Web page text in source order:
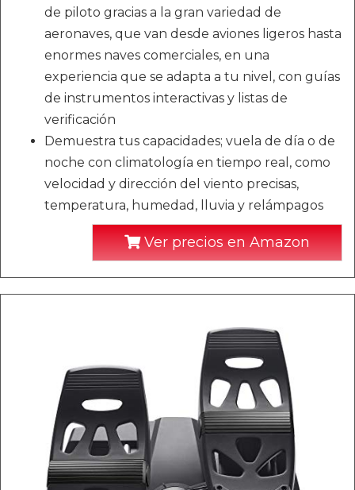
de piloto gracias a la gran variedad de
aeronaves, que van desde aviones ligeros hasta
enormes naves comerciales, en una
experiencia que se adapta a tu nivel, con guías
de instrumentos interactivas y listas de
verificación
Demuestra tus capacidades; vuela de día o de
noche con climatología en tiempo real, como
velocidad y dirección del viento precisas,
temperatura, humedad, lluvia y relámpagos
Ver precios en Amazon